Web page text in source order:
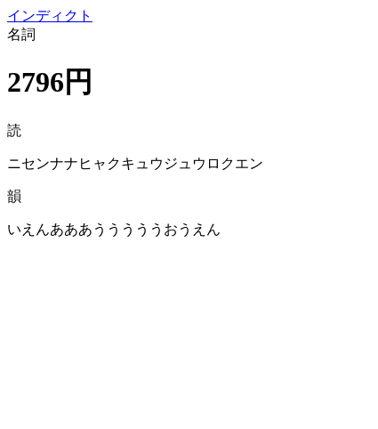
インディクト
名詞
2796円
読
ニセンナナヒャクキュウジュウロクエン
韻
いえんあああうううううおうえん